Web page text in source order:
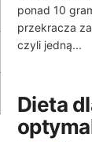
ponad 10
przekracza
czyli jedną...
Dieta